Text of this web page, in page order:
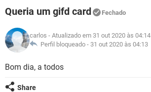
INSTAGRAM GMAIL
GUIA DE COMPRAS
INSTAGRAM GMAIL
GUIA DE COMPRAS
JOGOS WHATSAPP
CELULAR
OUTLOOK EXCEL
INSTAGRAM
FÓRUM
JOGOS WHATSAPP
CELULAR
OUTLOOK
INSTAGRAM
GLOSSÁRIO
JOGOS
Queria um gifd card Fechado
carlos - Atualizado em 31 out 2020 às 04:14
Perfil bloqueado - 31 out 2020 às 04:13
Bom dia, a todos
Share